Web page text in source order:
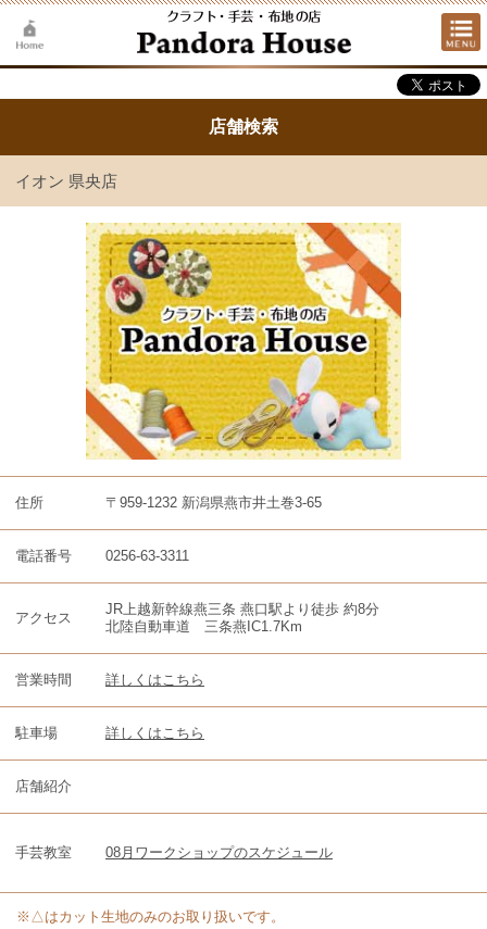
店舗検索
イオン 県央店
住所 〒959-1232 新潟県燕市井土巻3-65
電話番号 0256-63-3311
アクセス
JR上越新幹線燕三条 燕口駅より徒歩 約8分
北陸自動車道 三条燕IC1.7Km
営業時間 詳しくはこちら
駐車場 詳しくはこちら
店舗紹介
手芸教室 08月ワークショップのスケジュール
※△はカット生地のみのお取り扱いです。